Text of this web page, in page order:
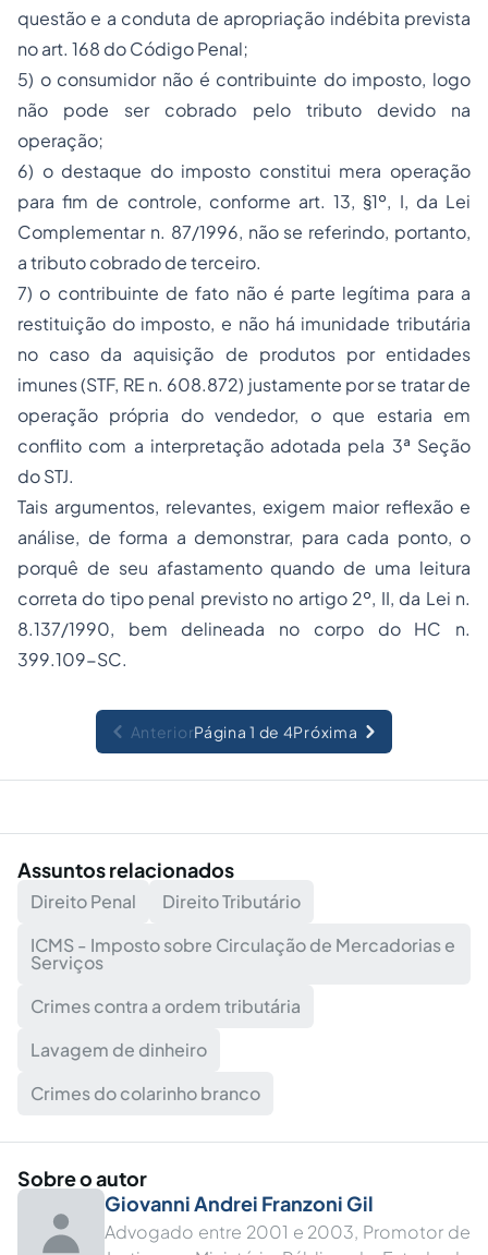
questão e a conduta de apropriação indébita prevista
no art. 168 do Código Penal;
5) o consumidor não é contribuinte do imposto, logo
não pode ser cobrado pelo tributo devido na
operação;
6) o destaque do imposto constitui mera operação
para fim de controle, conforme art. 13, §1º, I, da Lei
Complementar n. 87/1996, não se referindo, portanto,
a tributo cobrado de terceiro.
7) o contribuinte de fato não é parte legítima para a
restituição do imposto, e não há imunidade tributária
no caso da aquisição de produtos por entidades
imunes (STF, RE n. 608.872) justamente por se tratar de
operação própria do vendedor, o que estaria em
conflito com a interpretação adotada pela 3ª Seção
do STJ.
Tais argumentos, relevantes, exigem maior reflexão e
análise, de forma a demonstrar, para cada ponto, o
porquê de seu afastamento quando de uma leitura
correta do tipo penal previsto no artigo 2º, II, da Lei n.
8.137/1990, bem delineada no corpo do HC n.
399.109-SC.
AnteriorPágina 1 de 4Próxima
Assuntos relacionados
Direito Penal
Direito Tributário
ICMS - Imposto sobre Circulação de Mercadorias e
Serviços
Crimes contra a ordem tributária
Lavagem de dinheiro
Crimes do colarinho branco
Sobre o autor
Giovanni Andrei Franzoni Gil
Advogado entre 2001 e 2003, Promotor de